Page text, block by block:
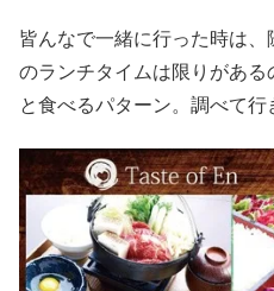
皆んなで一緒に行った時は
のランチタイムは限りがあ
と食べるパターン。調べて行